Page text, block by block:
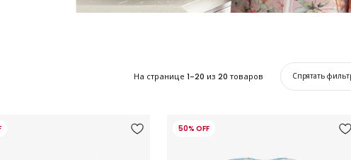
На странице 1-20 из 20 товаров Спрятать
50% OFF